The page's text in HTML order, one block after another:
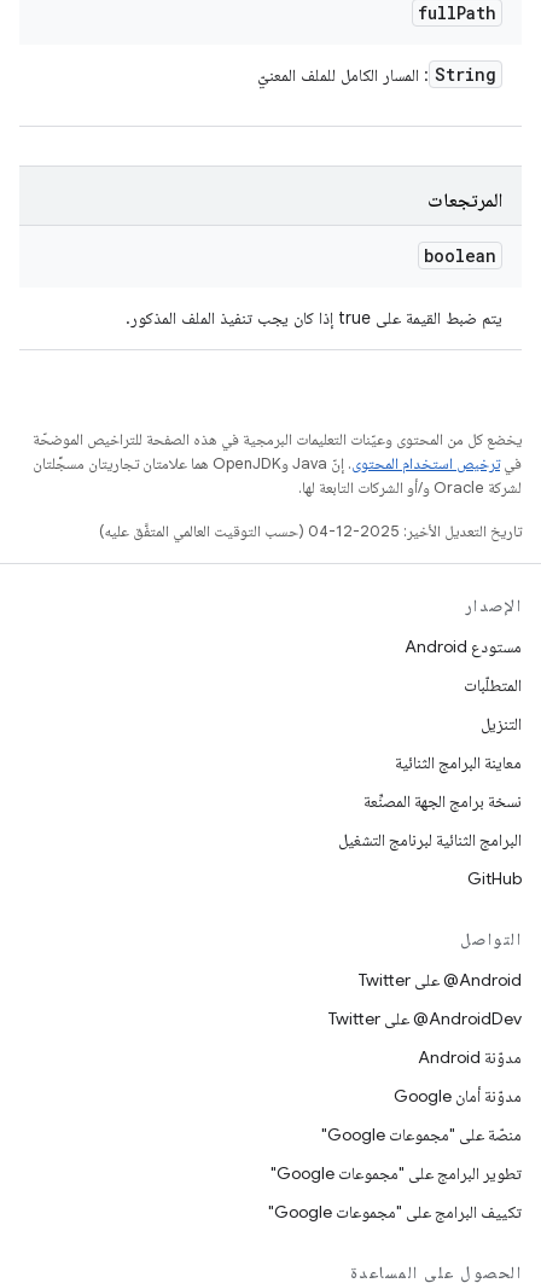
fullPath
String : المسار الكامل للملف المعنيّ
المرتجعات
boolean
يتم ضبط القيمة على true إذا كان يجب تنفيذ الملف المذكور.
يخضع كل من المحتوى وعيّنات التعليمات البرمجية في هذه الصفحة للتراخيص الموضحّة
فيترخيص استخدام المحتوى
. إنّ Java وOpenJDK هما علامتان تجاريتان مسجَّلتان
لشركة Oracle و/أو الشركات التابعة لها.
تاريخ التعديل الأخير: 2025-12-04 (حسب التوقيت العالمي المتفَّق عليه)
الإصدار
مستودع Android
المتطلّبات
التنزيل
معاينة البرامج الثنائية
نسخة برامج الجهة المصنِّعة
البرامج الثنائية لبرنامج التشغيل
GitHub
التواصل
‎@Android على Twitter
‎@AndroidDev على Twitter
مدوّنة Android
مدوّنة أمان Google
منصّة على "مجموعات Google"
تطوير البرامج على "مجموعات Google"
تكييف البرامج على "مجموعات Google"
الحصول على المساعدة